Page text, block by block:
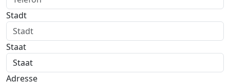
Stadt
Staat
Adresse